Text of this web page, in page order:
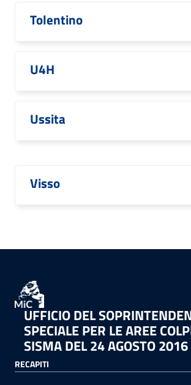
Tolentino
U4H
Ussita
Visso
UFFICIO DEL
SPECIALE PER LE AREE
SISMA DEL 24 AGOSTO 2016
RECAPITI